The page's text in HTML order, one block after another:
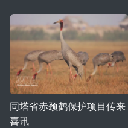
同塔省赤颈鹤保护项目传来
喜讯